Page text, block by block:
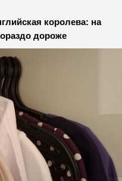
королева: на
дороже